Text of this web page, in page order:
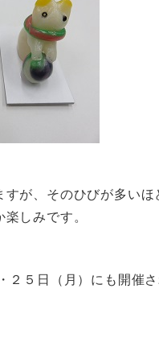
が、そのひびが多いほ
しみです。
５日（月）にも開催